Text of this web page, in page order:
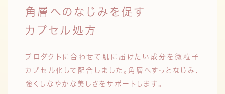
日本で古くから肌のケアに用いられ
てきたエキス。フラボノイドを多く含
む。
シャクヤク根エキス
中国では漢方に用いられてきたシャ
クヤクのエキス。肌のうるおいを保
つ。
角層へのなじみを促す
カプセル処方
プロダクトに合わせて肌に届けたい成分を微粒子
カプセル化して配合しました。角層へすっとなじみ、
強くしなやかな美しさをサポートします。